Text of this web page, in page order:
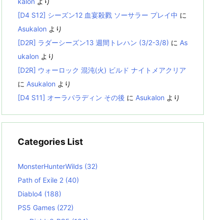
[D4 S12] シーズン12 血宴殺戮 ソーサラー プレイ中 に
Asukalon より
[D2R] ラダーシーズン13 週間トレハン (3/2-3/8) に As
ukalon より
[D2R] ウォーロック 混沌(火) ビルド ナイトメアクリア
に Asukalon より
[D4 S11] オーラパラディン その後 に Asukalon より
Categories List
MonsterHunterWilds (32)
Path of Exile 2 (40)
Diablo4 (188)
PS5 Games (272)